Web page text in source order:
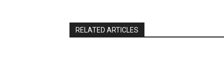
RELATED ARTICLES